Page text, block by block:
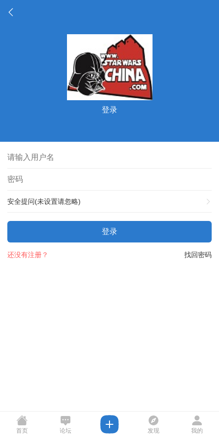
登录
安全提问(未设置请忽略)
登录
找回密码
还没有注册？
首页 论坛 发现 我的